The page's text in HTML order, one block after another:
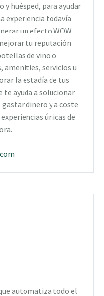
huésped, para ayudar
experiencia todavía
un efecto WOW
tu reputación
de vino o
amenities, servicios u
la estadía de tus
te ayuda a solucionar
dinero y a coste
únicas de
automatiza todo el